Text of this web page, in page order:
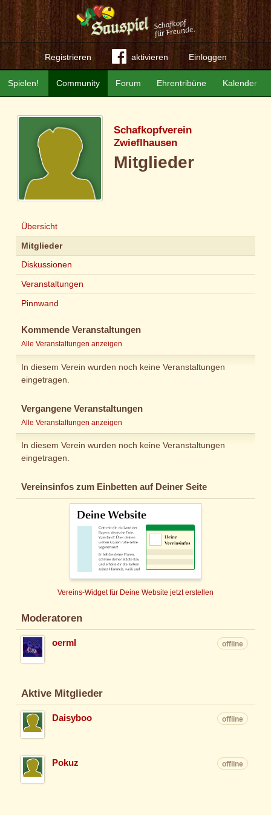
Registrieren aktivieren Einloggen
Community Forum Ehrentribüne Kalender
Spielen!
Schafkopfverein
Zwieflhausen
Mitglieder
Übersicht
Mitglieder
Diskussionen
Veranstaltungen
Pinnwand
Kommende Veranstaltungen
Alle Veranstaltungen anzeigen
In diesem Verein wurden noch keine Veranstaltungen
eingetragen.
Vergangene Veranstaltungen
Alle Veranstaltungen anzeigen
In diesem Verein wurden noch keine Veranstaltungen
eingetragen.
Vereinsinfos zum Einbetten auf Deiner Seite
Vereins-Widget für Deine Website jetzt erstellen
Moderatoren
oerml offline
Aktive Mitglieder
Daisyboo offline
Pokuz offline